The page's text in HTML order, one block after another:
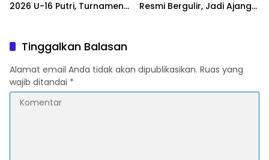
2026 U-16 Putri, Turnamen
Resmi Bergulir, Jadi Ajang
Tinggalkan Balasan
Alamat email Anda tidak akan dipublikasikan. Ruas yang
wajib ditandai *